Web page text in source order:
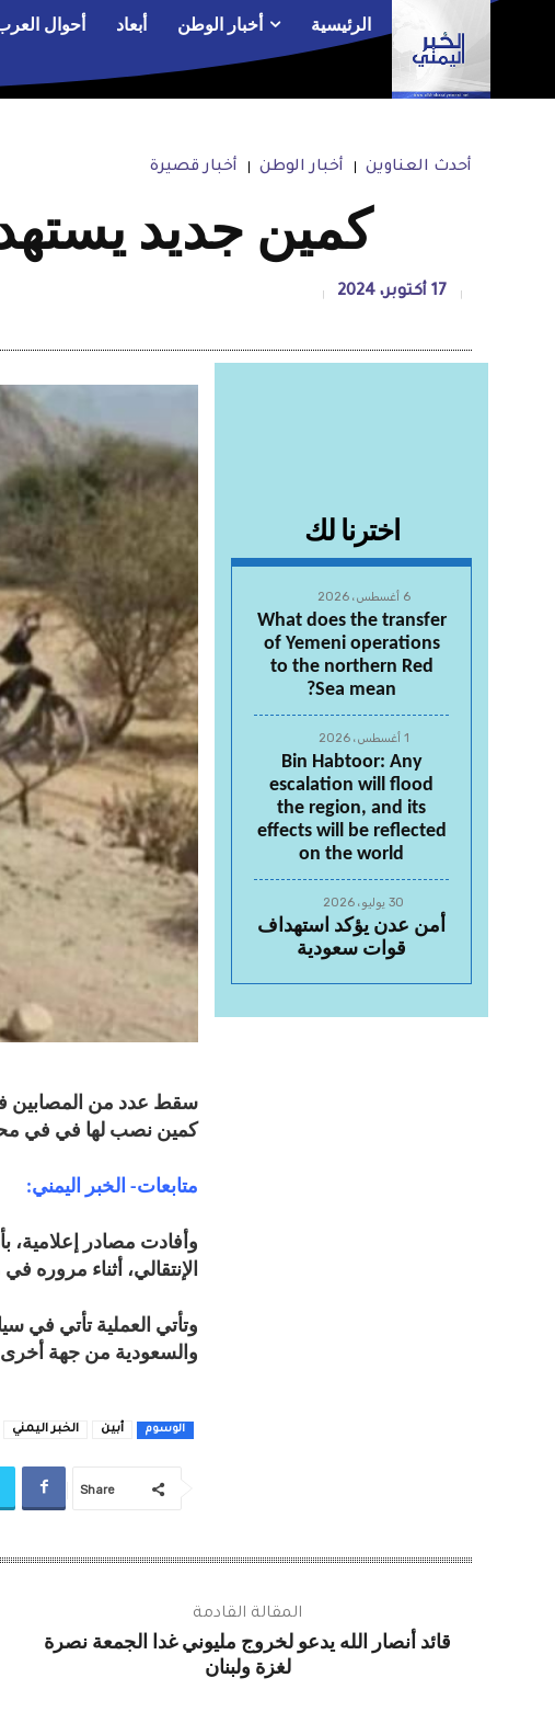
الرئيسية أخبار الوطن أبعاد أحوال
أحدث العناوين أخبار الوطن أخبار قصيرة
كمين جديد
17 أكتوبر، 2024
اخترنا لك
6 أغسطس، 2026
What does the transfer
of Yemeni operations
to the northern Red
Sea mean?
1 أغسطس، 2026
Bin Habtoor: Any
escalation will flood
the region, and its
effects will be reflected
on the world
30 يوليو، 2026
أمن عدن يؤكد استهداف
قوات سعودية
سقط عدد من المصابين في
كمين نصب لها في في
متابعات- الخبر اليمني:
وأفادت مصادر
الإنتقالي، أثناء
وتأتي العملية تأتي في
والسعودية من جهة
الوسوم أبين الخبر اليمني
Share
المقالة القادمة
قائد أنصار الله يدعو لخروج مليوني غدا الجمعة نصرة
لغزة ولبنان